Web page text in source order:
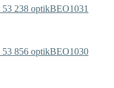
BEO1031
BEO1030